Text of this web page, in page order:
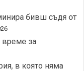
бивш съдя от
време за
в която няма